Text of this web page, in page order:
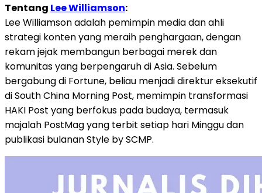
Tentang Lee Williamson:
Lee Williamson adalah pemimpin media dan ahli
strategi konten yang meraih penghargaan, dengan
rekam jejak membangun berbagai merek dan
komunitas yang berpengaruh di Asia. Sebelum
bergabung di Fortune, beliau menjadi direktur eksekutif
di South China Morning Post, memimpin transformasi
HAKI Post yang berfokus pada budaya, termasuk
majalah PostMag yang terbit setiap hari Minggu dan
publikasi bulanan Style by SCMP.